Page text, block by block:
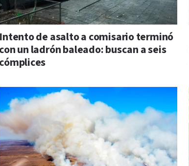
Intento de asalto a comisario terminó
con un ladrón baleado: buscan a seis
cómplices